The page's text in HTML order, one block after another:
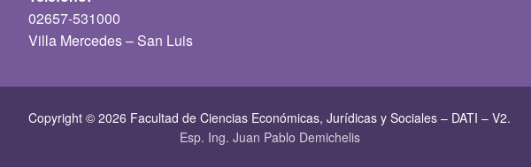
02657-531000
Villa Mercedes – San Luis
Copyright © 2026 Facultad de Ciencias Económicas, Jurí­dicas y Sociales – DATI – V2.
Esp. Ing. Juan Pablo Demichelis